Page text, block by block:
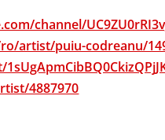
channel/
artist/puiu-codreanu/
4887970